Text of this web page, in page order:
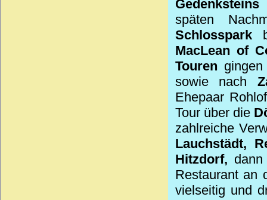
Gedenksteins
späten
Schlosspark
MacLean of
Touren
sowie nach
Ehepaar
Tour über die
zahlreiche
Lauchstädt,
Hitzdorf,
Restaurant an
vielseitig und